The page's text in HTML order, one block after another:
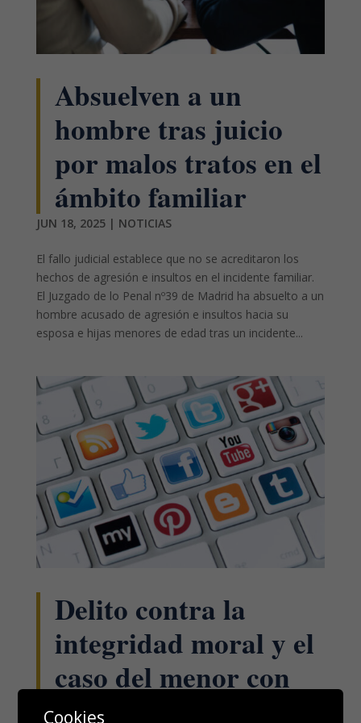
Absuelven a un
hombre tras juicio
por malos tratos en el
ámbito familiar
JUN 18, 2025| NOTICIAS
El fallo judicial establece que no se acreditaron los
hechos de agresión e insultos en el incidente familiar.
El Juzgado de lo Penal nº39 de Madrid ha absuelto a un
hombre acusado de agresión e insultos hacia su
esposa e hijas menores de edad tras un incidente...
Delito contra la
integridad moral y el
caso del menor con
cáncer contra el que
Cookies